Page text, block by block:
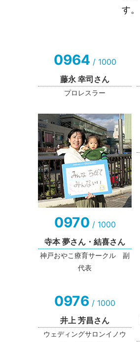
す。
0964 / 1000
藤永 幸司さん
プロレスラー
0970 / 1000
寺本 夢さん・結喜さん
神戸おやこ療育サークル 副
代表
0976 / 1000
井上 芳昌さん
ウェディングサロンイノウ